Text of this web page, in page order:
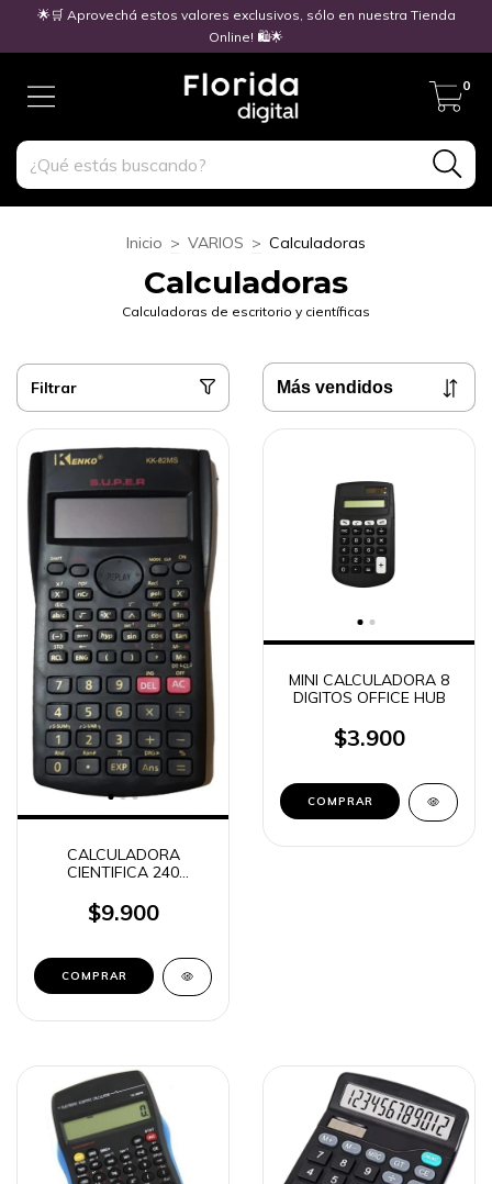
🌟🛒 Aprovechá estos valores exclusivos, sólo en nuestra Tienda
Online! 🛍️🌟
0
Inicio > VARIOS > Calculadoras
Calculadoras
Calculadoras de escritorio y científicas
Filtrar
CALCULADORA
CIENTIFICA 240
KENKO KK-82MS-D
$9.900
MINI CALCULADORA 8
DIGITOS OFFICE HUB
$3.900